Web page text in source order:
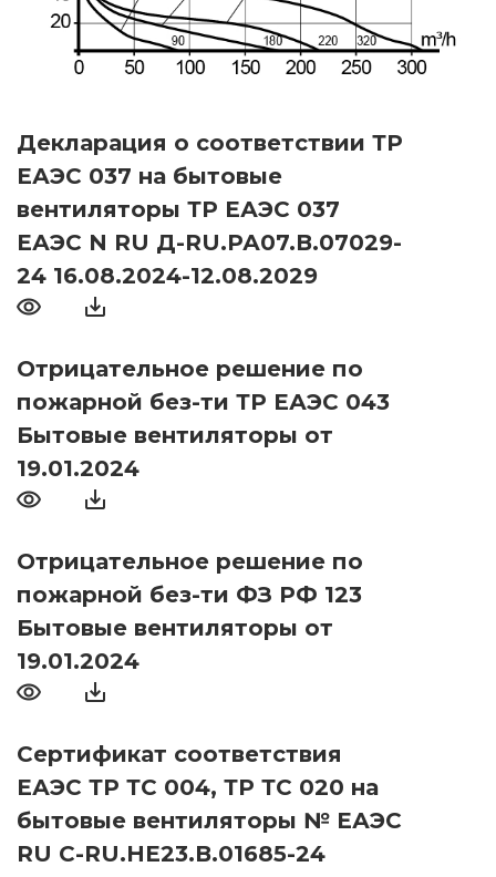
Декларация о соответствии ТР
ЕАЭС 037 на бытовые
вентиляторы ТР ЕАЭС 037
ЕАЭС N RU Д-RU.РА07.В.07029-
24 16.08.2024-12.08.2029
Отрицательное решение по
пожарной без-ти ТР ЕАЭС 043
Бытовые вентиляторы от
19.01.2024
Отрицательное решение по
пожарной без-ти ФЗ РФ 123
Бытовые вентиляторы от
19.01.2024
Сертификат соответствия
ЕАЭС ТР ТС 004, ТР ТС 020 на
бытовые вентиляторы № ЕАЭС
RU С-RU.НЕ23.В.01685-24